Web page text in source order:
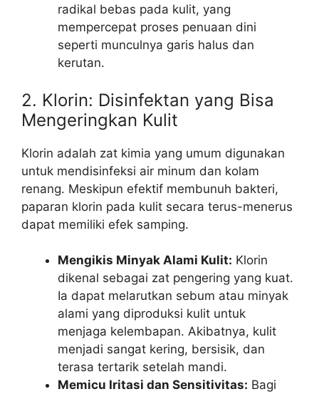
radikal bebas pada kulit, yang
mempercepat proses penuaan dini
seperti munculnya garis halus dan
kerutan.
2. Klorin: Disinfektan yang Bisa
Mengeringkan Kulit
Klorin adalah zat kimia yang umum digunakan
untuk mendisinfeksi air minum dan kolam
renang. Meskipun efektif membunuh bakteri,
paparan klorin pada kulit secara terus-menerus
dapat memiliki efek samping.
Mengikis Minyak Alami Kulit: Klorin
dikenal sebagai zat pengering yang kuat.
Ia dapat melarutkan sebum atau minyak
alami yang diproduksi kulit untuk
menjaga kelembapan. Akibatnya, kulit
menjadi sangat kering, bersisik, dan
terasa tertarik setelah mandi.
Memicu Iritasi dan Sensitivitas: Bagi